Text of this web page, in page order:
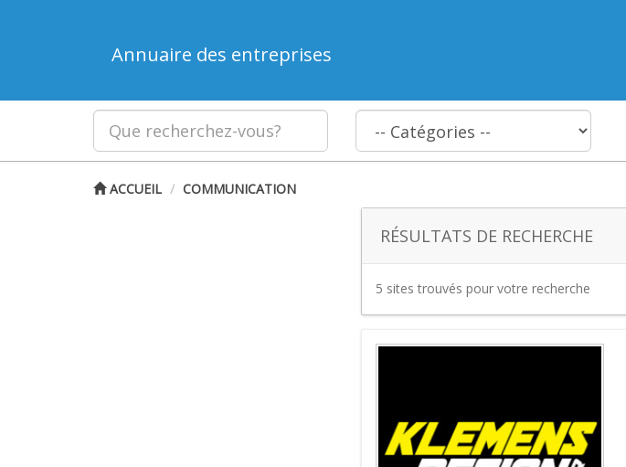
Annuaire des entreprises
ACCUEIL COMMUNICATION
RÉSULTATS DE RECHERCHE
5 sites trouvés pour votre recherche